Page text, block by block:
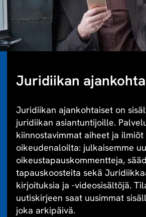
Juridiikan
Juridiikan ajankohtaiset on
juridiikan asiantuntijoille.
kiinnostavimmat aiheet ja ilmiöt
oikeudenaloilta: julkaisemme
oikeustapauskommentteja,
tapauskoosteita sekä
kirjoituksia ja -videosisältöjä.
uutiskirjeen saat uusimmat
joka arkipäivä.